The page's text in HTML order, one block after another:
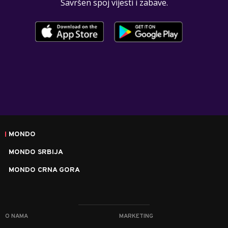
Savršen spoj vijesti i zabave.
MONDO
MONDO SRBIJA
MONDO CRNA GORA
O NAMA MARKETING